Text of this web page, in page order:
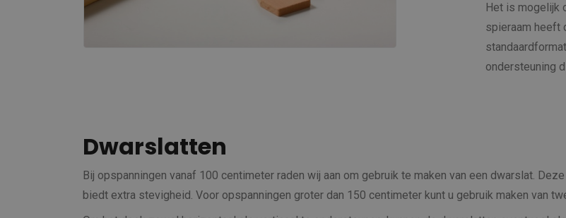
Het is mogelijk
spieraam heeft
ondersteuning
Dwarslatten
Bij opspanningen vanaf 100 centimeter raden wij aan om gebruik te maken van een dwarslat.
biedt extra stevigheid. Voor opspanningen groter dan 150 centimeter kunt u gebruik maken van